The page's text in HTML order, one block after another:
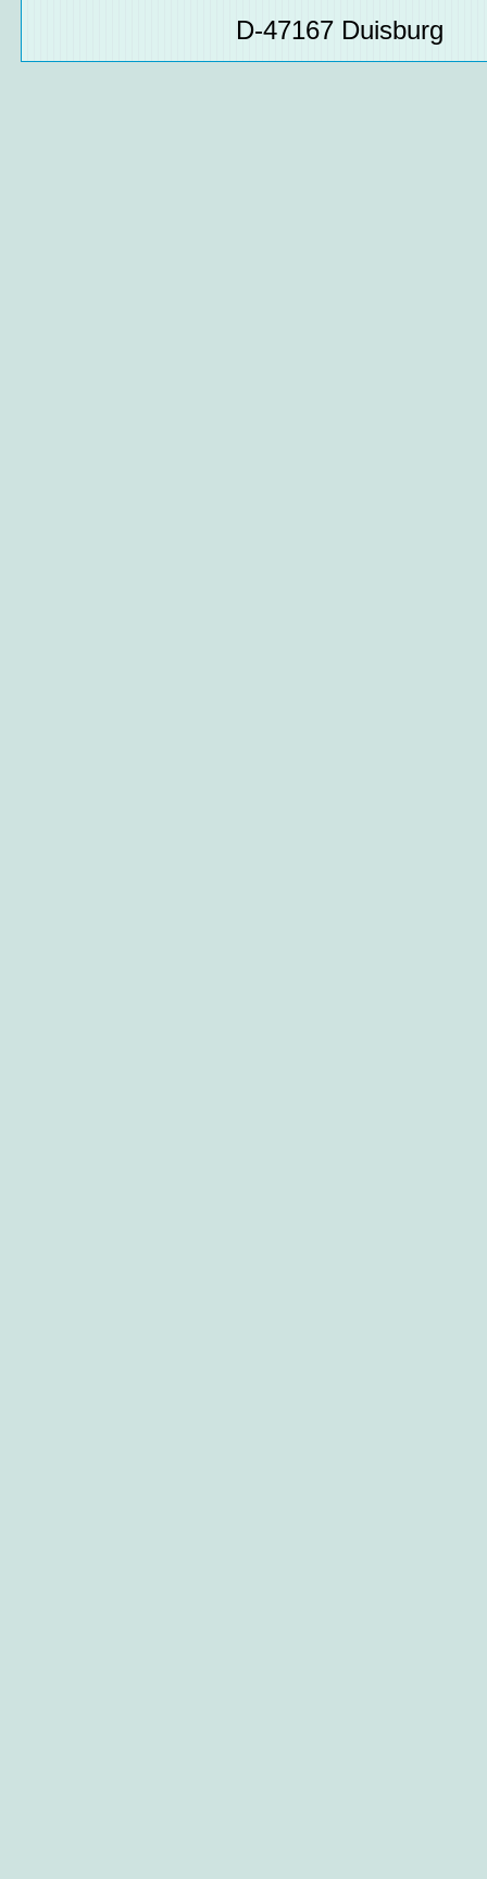
D-47167 Duisburg